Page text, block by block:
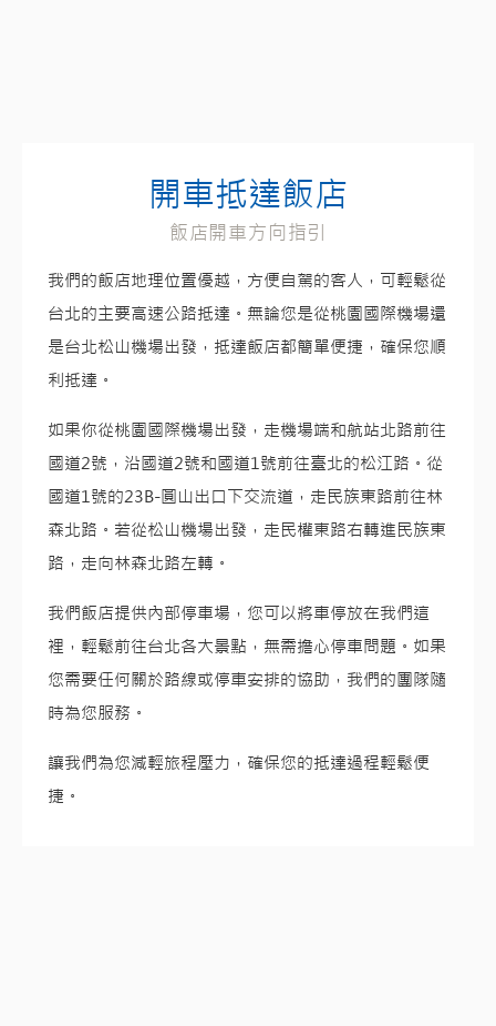
開車抵達飯店
飯店開車方向指引
我們的飯店地理位置優越，方便自駕的客人，可輕鬆從
台北的主要高速公路抵達。無論您是從桃園國際機場還
是台北松山機場出發，抵達飯店都簡單便捷，確保您順
利抵達。
如果你從桃園國際機場出發，走機場端和航站北路前往
國道2號，沿國道2號和國道1號前往臺北的松江路。從
國道1號的23B-圓山出口下交流道，走民族東路前往林
森北路。若從松山機場出發，走民權東路右轉進民族東
路，走向林森北路左轉。
我們飯店提供內部停車場，您可以將車停放在我們這
裡，輕鬆前往台北各大景點，無需擔心停車問題。如果
您需要任何關於路線或停車安排的協助，我們的團隊隨
時為您服務。
讓我們為您減輕旅程壓力，確保您的抵達過程輕鬆便
捷。